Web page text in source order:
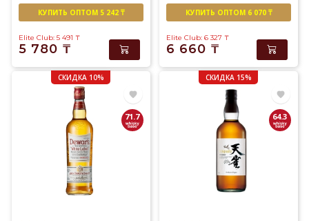
КУПИТЬ ОПТОМ 5 242 ₸
Elite Club: 5 491 ₸
5 780 ₸
КУПИТЬ ОПТОМ 6 070 ₸
Elite Club: 6 327 ₸
6 660 ₸
СКИДКА 10%
71.7
СКИДКА 15%
64.3